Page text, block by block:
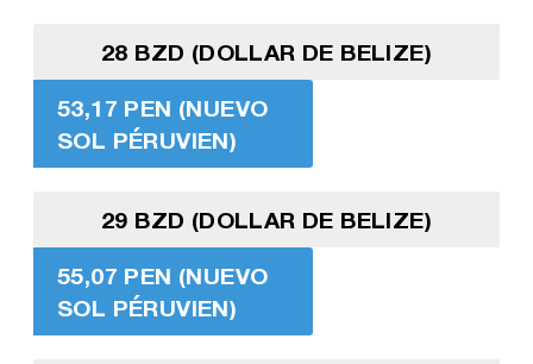
28 BZD (DOLLAR DE BELIZE)
53,17 PEN (NUEVO
SOL PÉRUVIEN)
29 BZD (DOLLAR DE BELIZE)
55,07 PEN (NUEVO
SOL PÉRUVIEN)